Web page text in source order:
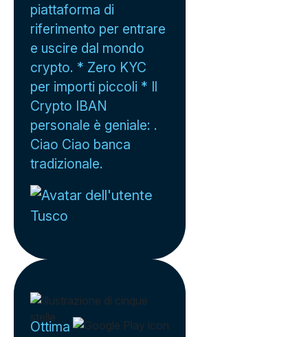
piattaforma di
riferimento per entrare
e uscire dal mondo
crypto. * Zero KYC
per importi piccoli * Il
Crypto IBAN
personale è geniale: .
Ciao Ciao banca
tradizionale.
Tusco
Ottima